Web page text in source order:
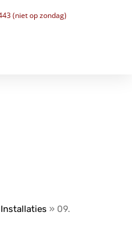
(niet op zondag)
Installaties » 09.